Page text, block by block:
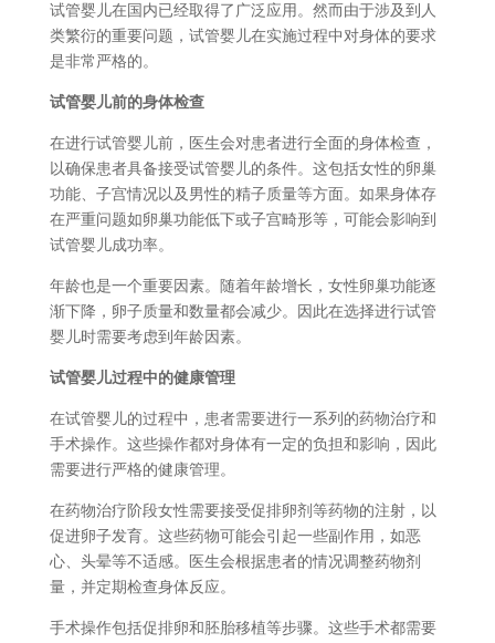
试管婴儿在国内已经取得了广泛应用。然而由于涉及到人
类繁衍的重要问题，试管婴儿在实施过程中对身体的要求
是非常严格的。
试管婴儿前的身体检查
在进行试管婴儿前，医生会对患者进行全面的身体检查，
以确保患者具备接受试管婴儿的条件。这包括女性的卵巢
功能、子宫情况以及男性的精子质量等方面。如果身体存
在严重问题如卵巢功能低下或子宫畸形等，可能会影响到
试管婴儿成功率。
年龄也是一个重要因素。随着年龄增长，女性卵巢功能逐
渐下降，卵子质量和数量都会减少。因此在选择进行试管
婴儿时需要考虑到年龄因素。
试管婴儿过程中的健康管理
在试管婴儿的过程中，患者需要进行一系列的药物治疗和
手术操作。这些操作都对身体有一定的负担和影响，因此
需要进行严格的健康管理。
在药物治疗阶段女性需要接受促排卵剂等药物的注射，以
促进卵子发育。这些药物可能会引起一些副作用，如恶
心、头晕等不适感。医生会根据患者的情况调整药物剂
量，并定期检查身体反应。
手术操作包括促排卵和胚胎移植等步骤。这些手术都需要